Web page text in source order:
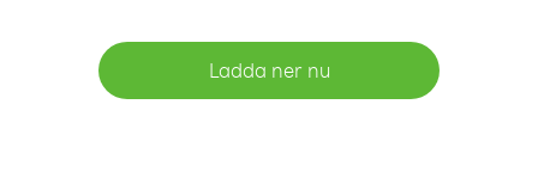
Ladda ner nu